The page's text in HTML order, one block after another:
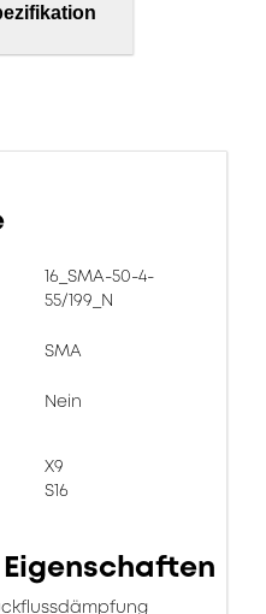
16_SMA-50-4-
55/199_N
SMA
Nein
X9
S16